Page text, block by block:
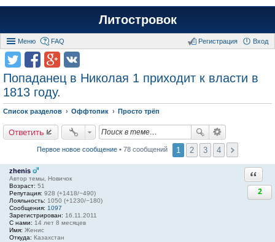
Литостровок
Меню FAQ Вход
Регистрация
Попаданец в Николая 1 приходит к власти в
1813 году.
Список разделов Оффтопик Просто трёп
Ответить
Первое новое сообщение • 78 сообщений 1 2 3 4
zhenis
Автор темы, Новичок
Возраст: 51
Репутация: 928 (+1418/−490)
Лояльность: 1050 (+1230/−180)
Сообщения: 1097
Зарегистрирован: 16.11.2011
С нами: 14 лет 8 месяцев
Имя: Женис
Откуда: Казахстан
2